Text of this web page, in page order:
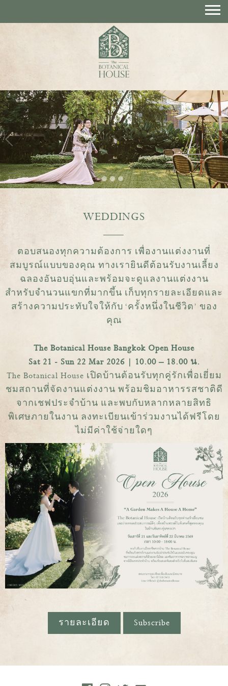
1/3
WEDDINGS
ตอบสนองทุกความต้องการ เพื่องานแต่งงานที่
สมบูรณ์แบบของคุณ ทางเรายินดีต้อนรับงานเลี้ยง
ฉลองอันอบอุ่นและพร้อมจะดูแลงานแต่งงาน
สำหรับจำนวนแขกที่มากขึ้น เก็บทุกรายละเอียดและ
สร้างความประทับใจให้กับ ‘ครั้งหนึ่งในชีวิต’ ของ
คุณ
The Botanical House Bangkok Open House
Sat 21 - Sun 22 Mar 2026 | 10.00 – 18.00 น.
The Botanical House เปิดบ้านต้อนรับทุกคู่รักเพื่อเยี่ยม
ชมสถานที่จัดงานแต่งงาน พร้อมชิมอาหารรสชาติดี
จากเชฟประจำบ้าน และพบกับหลากหลายสิทธิ
พิเศษภายในงาน ลงทะเบียนเข้าร่วมงานได้ฟรีโดย
ไม่มีค่าใช้จ่ายใดๆ
รายละเอียด Subscribe